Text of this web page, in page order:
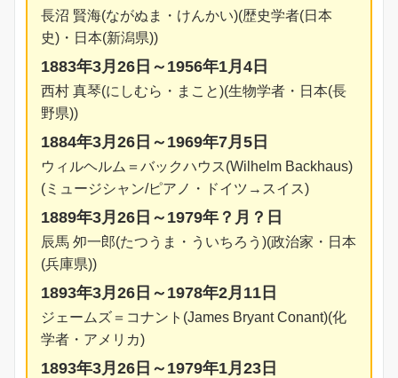
長沼 賢海(ながぬま・けんかい)(歴史学者(日本
史)・日本(新潟県))
1883年3月26日～1956年1月4日
西村 真琴(にしむら・まこと)(生物学者・日本(長
野県))
1884年3月26日～1969年7月5日
ウィルヘルム＝バックハウス(Wilhelm Backhaus)
(ミュージシャン/ピアノ・ドイツ→スイス)
1889年3月26日～1979年？月？日
辰馬 夘一郎(たつうま・ういちろう)(政治家・日本
(兵庫県))
1893年3月26日～1978年2月11日
ジェームズ＝コナント(James Bryant Conant)(化
学者・アメリカ)
1893年3月26日～1979年1月23日